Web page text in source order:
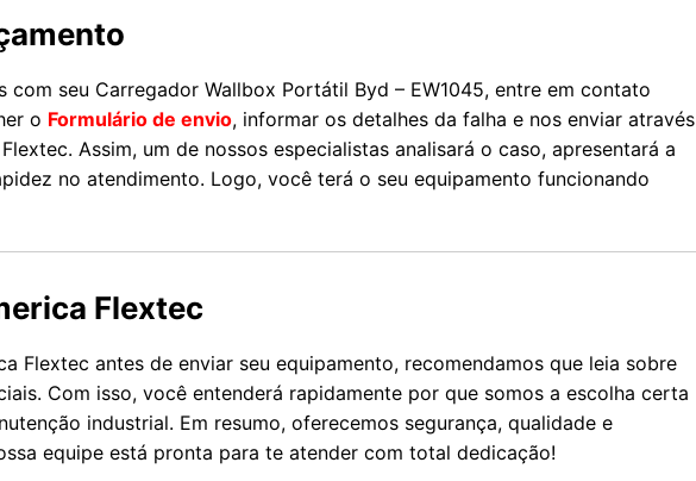
com seu Carregador Wallbox Portátil Byd – EW1045, entre em contato
o Formulário de envio, informar os detalhes da falha e nos enviar através
Assim, um de nossos especialistas analisará o caso, apresentará a
no atendimento. Logo, você terá o seu equipamento funcionando
Flextec
Flextec antes de enviar seu equipamento, recomendamos que leia sobre
Com isso, você entenderá rapidamente por que somos a escolha certa
industrial. Em resumo, oferecemos segurança, qualidade e
equipe está pronta para te atender com total dedicação!